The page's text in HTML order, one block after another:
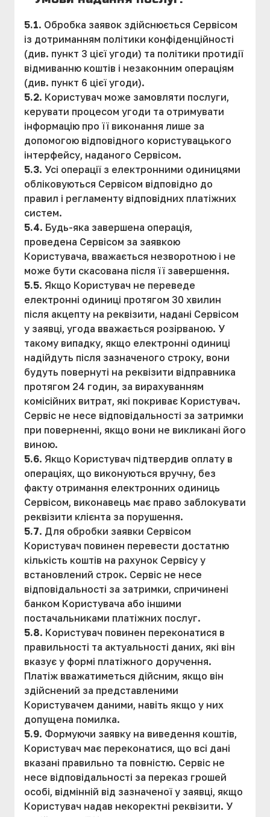
5.1. Обробка заявок здійснюється Сервісом
із дотриманням політики конфіденційності
(див. пункт 3 цієї угоди) та політики протидії
відмиванню коштів і незаконним операціям
(див. пункт 6 цієї угоди).
5.2. Користувач може замовляти послуги,
керувати процесом угоди та отримувати
інформацію про її виконання лише за
допомогою відповідного користувацького
інтерфейсу, наданого Сервісом.
5.3. Усі операції з електронними одиницями
обліковуються Сервісом відповідно до
правил і регламенту відповідних платіжних
систем.
5.4. Будь-яка завершена операція,
проведена Сервісом за заявкою
Користувача, вважається незворотною і не
може бути скасована після її завершення.
5.5. Якщо Користувач не переведе
електронні одиниці протягом 30 хвилин
після акцепту на реквізити, надані Сервісом
у заявці, угода вважається розірваною. У
такому випадку, якщо електронні одиниці
надійдуть після зазначеного строку, вони
будуть повернуті на реквізити відправника
протягом 24 годин, за вирахуванням
комісійних витрат, які покриває Користувач.
Сервіс не несе відповідальності за затримки
при поверненні, якщо вони не викликані його
виною.
5.6. Якщо Користувач підтвердив оплату в
операціях, що виконуються вручну, без
факту отримання електронних одиниць
Сервісом, виконавець має право заблокувати
реквізити клієнта за порушення.
5.7. Для обробки заявки Сервісом
Користувач повинен перевести достатню
кількість коштів на рахунок Сервісу у
встановлений строк. Сервіс не несе
відповідальності за затримки, спричинені
банком Користувача або іншими
постачальниками платіжних послуг.
5.8. Користувач повинен переконатися в
правильності та актуальності даних, які він
вказує у формі платіжного доручення.
Платіж вважатиметься дійсним, якщо він
здійснений за представленими
Користувачем даними, навіть якщо у них
допущена помилка.
5.9. Формуючи заявку на виведення коштів,
Користувач має переконатися, що всі дані
вказані правильно та повністю. Сервіс не
несе відповідальності за переказ грошей
особі, відмінній від зазначеної у заявці, якщо
Користувач надав некоректні реквізити. У